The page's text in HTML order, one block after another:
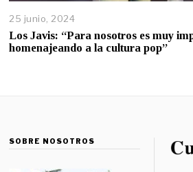
25 junio, 2024
Los Javis: “Para nosotros es muy
homenajeando a la cultura pop”
SOBRE NOSOTROS